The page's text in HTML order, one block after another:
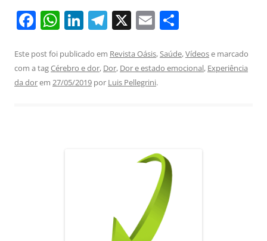
F
c
e
W
at
s
Li
k
e
T
e
gr
X E
ai
l
ar
e
Este post foi publicado em Revista Oásis,Saúde,Vídeose marcado
com a tagCérebro e dor, Dor, Dor e estado emocional, Experiência
da dorem 27/05/2019 por Luis Pellegrini.